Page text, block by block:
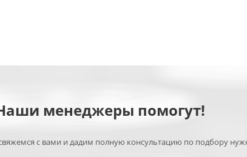
менеджеры помогут!
с вами и дадим полную консультацию по подбору